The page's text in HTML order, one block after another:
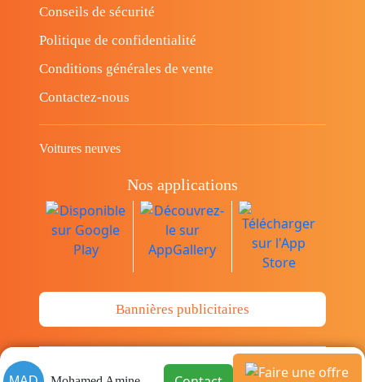
Conseils de sécurité
Politique de confidentialité
Conditions générales de vente
Contactez-nous
Voitures neuves
Nos applications
Bannières publicitaires
© Copyright 2014-2026 Cava.tn Limited Tous